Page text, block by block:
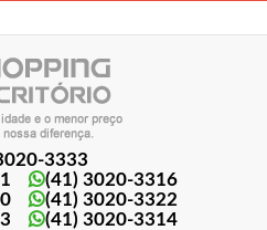
3333
(41) 3020-3316
(41) 3020-3322
(41) 3020-3314